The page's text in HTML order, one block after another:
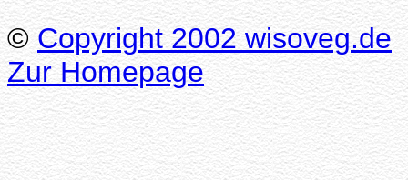
© Copyright 2002 wisoveg.de
Zur Homepage